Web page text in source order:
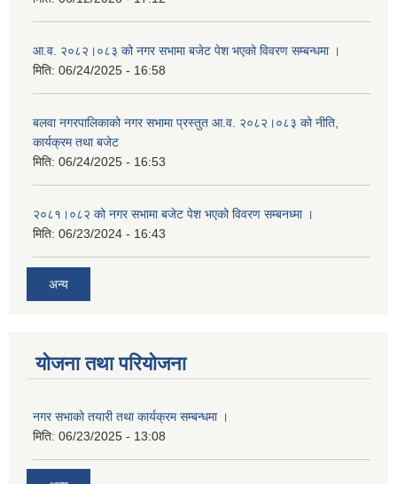
आ.व. २०८२।०८३ को नगर सभामा बजेट पेश भएको विवरण सम्बन्धमा ।
मिति: 06/24/2025 - 16:58
बलवा नगरपालिकाको नगर सभामा प्रस्तुत आ.व. २०८२।०८३ को नीति,
कार्यक्रम तथा बजेट
मिति: 06/24/2025 - 16:53
२०८१।०८२ को नगर सभामा बजेट पेश भएको विवरण सम्बनध्मा ।
मिति: 06/23/2024 - 16:43
अन्य
योजना तथा परियोजना
नगर सभाको तयारी तथा कार्यक्रम सम्बन्धमा ।
मिति: 06/23/2025 - 13:08